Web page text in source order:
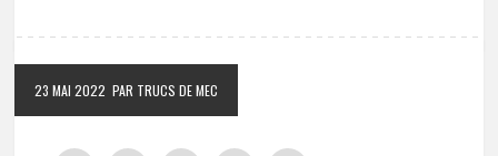
23 MAI 2022 PAR TRUCS DE MEC